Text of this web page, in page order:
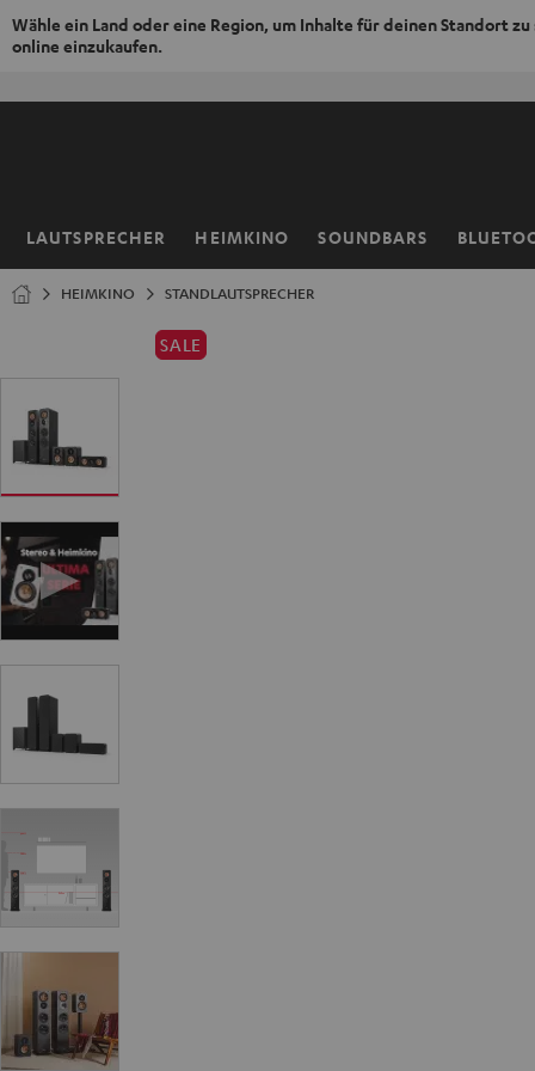
Wähle ein Land oder eine Region, um Inhalte für deinen Standort zu
online einzukaufen.
LAUTSPRECHER HEIMKINO SOUNDBARS
Startseite
HEIMKINO STANDLAUTSPRECHER
SALE